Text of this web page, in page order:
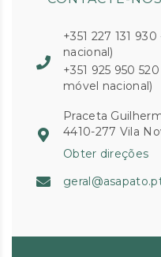
+351 227 131
nacional)
+351 925 950
móvel nacional)
Praceta
4410-277 Vila
Obter direções